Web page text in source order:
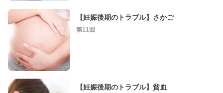
【妊娠後期のトラブル】さかご
第11回
【妊娠後期のトラブル】貧血